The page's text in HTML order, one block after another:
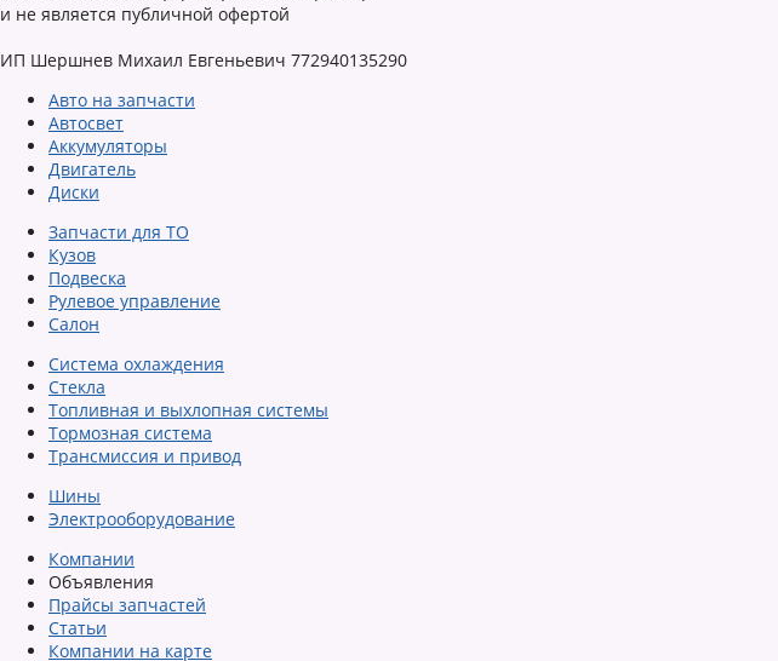
и не является публичной офертой
ИП Шершнев Михаил Евгеньевич 772940135290
Авто на запчасти
Автосвет
Аккумуляторы
Двигатель
Диски
Запчасти для ТО
Кузов
Подвеска
Рулевое управление
Салон
Система охлаждения
Стекла
Топливная и выхлопная системы
Тормозная система
Трансмиссия и привод
Шины
Электрооборудование
Компании
Объявления
Прайсы запчастей
Статьи
Компании на карте